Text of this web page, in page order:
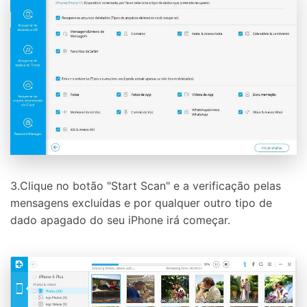
3.Clique no botão "Start Scan" e a verificação pelas
mensagens excluídas e por qualquer outro tipo de
dado apagado do seu iPhone irá começar.